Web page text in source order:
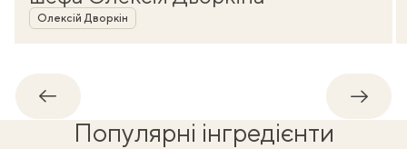
Автор
Олексій Дворкін
Назад
Популярні інгредієнти